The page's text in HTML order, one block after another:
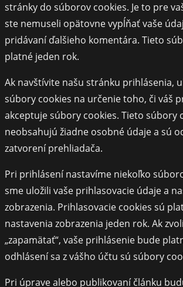
stránky do súborov cookies. Je to pre
ste nemuseli opätovne vypĺňať vaše
pridávaní ďalšieho komentára. Tieto
platné jeden rok.
Ak navštívite našu stránku prihlásenia,
súbory cookies na určenie toho, či váš
akceptuje súbory cookies. Tieto súbory
neobsahujú žiadne osobné údaje a sú
zatvorení prehliadača.
Pri prihlásení nastavíme niekoľko
sme uložili vaše prihlasovacie údaje a
zobrazenia. Prihlasovacie cookies sú
nastavenia zobrazenia jeden rok. Ak
„zapamätať“, vaše prihlásenie bude
odhlásení sa z vášho účtu sú súbory
Pri úprave alebo publikovaní článku